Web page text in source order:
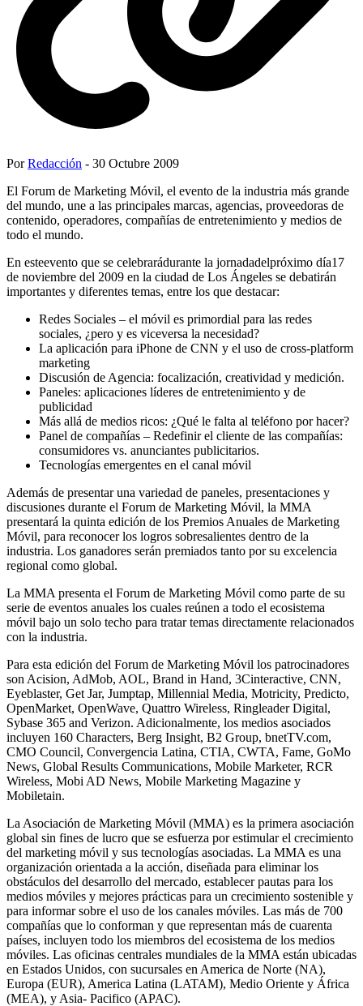
PorRedacción - 30 Octubre 2009
El Forum de Marketing Móvil, el evento de la industria más grande
del mundo, une a las principales marcas, agencias, proveedoras de
contenido, operadores, compañías de entretenimiento y medios de
todo el mundo.
En esteevento que se celebrarádurante la jornadadelpróximo día17
de noviembre del 2009 en la ciudad de Los Ángeles se debatirán
importantes y diferentes temas, entre los que destacar:
Redes Sociales – el móvil es primordial para las redes
sociales, ¿pero y es viceversa la necesidad?
La aplicación para iPhone de CNN y el uso de cross-platform
marketing
Discusión de Agencia: focalización, creatividad y medición.
Paneles: aplicaciones líderes de entretenimiento y de
publicidad
Más allá de medios ricos: ¿Qué le falta al teléfono por hacer?
Panel de compañías – Redefinir el cliente de las compañías:
consumidores vs. anunciantes publicitarios.
Tecnologías emergentes en el canal móvil
Además de presentar una variedad de paneles, presentaciones y
discusiones durante el Forum de Marketing Móvil, la MMA
presentará la quinta edición de los Premios Anuales de Marketing
Móvil, para reconocer los logros sobresalientes dentro de la
industria. Los ganadores serán premiados tanto por su excelencia
regional como global.
La MMA presenta el Forum de Marketing Móvil como parte de su
serie de eventos anuales los cuales reúnen a todo el ecosistema
móvil bajo un solo techo para tratar temas directamente relacionados
con la industria.
Para esta edición del Forum de Marketing Móvil los patrocinadores
son Acision, AdMob, AOL, Brand in Hand, 3Cinteractive, CNN,
Eyeblaster, Get Jar, Jumptap, Millennial Media, Motricity, Predicto,
OpenMarket, OpenWave, Quattro Wireless, Ringleader Digital,
Sybase 365 and Verizon. Adicionalmente, los medios asociados
incluyen 160 Characters, Berg Insight, B2 Group, bnetTV.com,
CMO Council, Convergencia Latina, CTIA, CWTA, Fame, GoMo
News, Global Results Communications, Mobile Marketer, RCR
Wireless, Mobi AD News, Mobile Marketing Magazine y
Mobiletain.
La Asociación de Marketing Móvil (MMA) es la primera asociación
global sin fines de lucro que se esfuerza por estimular el crecimiento
del marketing móvil y sus tecnologías asociadas. La MMA es una
organización orientada a la acción, diseñada para eliminar los
obstáculos del desarrollo del mercado, establecer pautas para los
medios móviles y mejores prácticas para un crecimiento sostenible y
para informar sobre el uso de los canales móviles. Las más de 700
compañías que lo conforman y que representan más de cuarenta
países, incluyen todo los miembros del ecosistema de los medios
móviles. Las oficinas centrales mundiales de la MMA están ubicadas
en Estados Unidos, con sucursales en America de Norte (NA),
Europa (EUR), America Latina (LATAM), Medio Oriente y África
(MEA), y Asia- Pacifico (APAC).